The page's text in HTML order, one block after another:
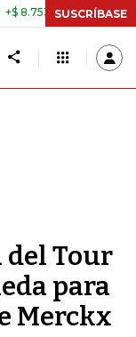
+2,19% TASA
SUSCRÍBASE
del Tour
para
Merckx